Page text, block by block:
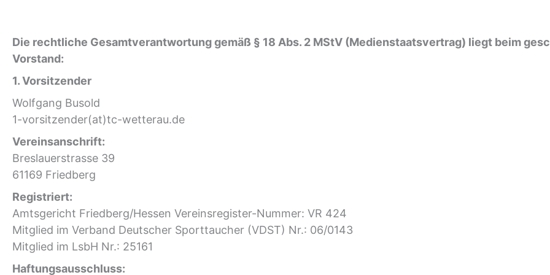
Die rechtliche Gesamtverantwortung gemäß § 18 Abs. 2 MStV (Medienstaatsvertrag) liegt beim
Vorstand:
1. Vorsitzender
Wolfgang Busold
1-vorsitzender(at)tc-wetterau.de
Vereinsanschrift:
Breslauerstrasse 39
61169 Friedberg
Registriert:
Amtsgericht Friedberg/Hessen Vereinsregister-Nummer: VR 424
Mitglied im Verband Deutscher Sporttaucher (VDST) Nr.: 06/0143
Mitglied im LsbH Nr.: 25161
Haftungsausschluss: